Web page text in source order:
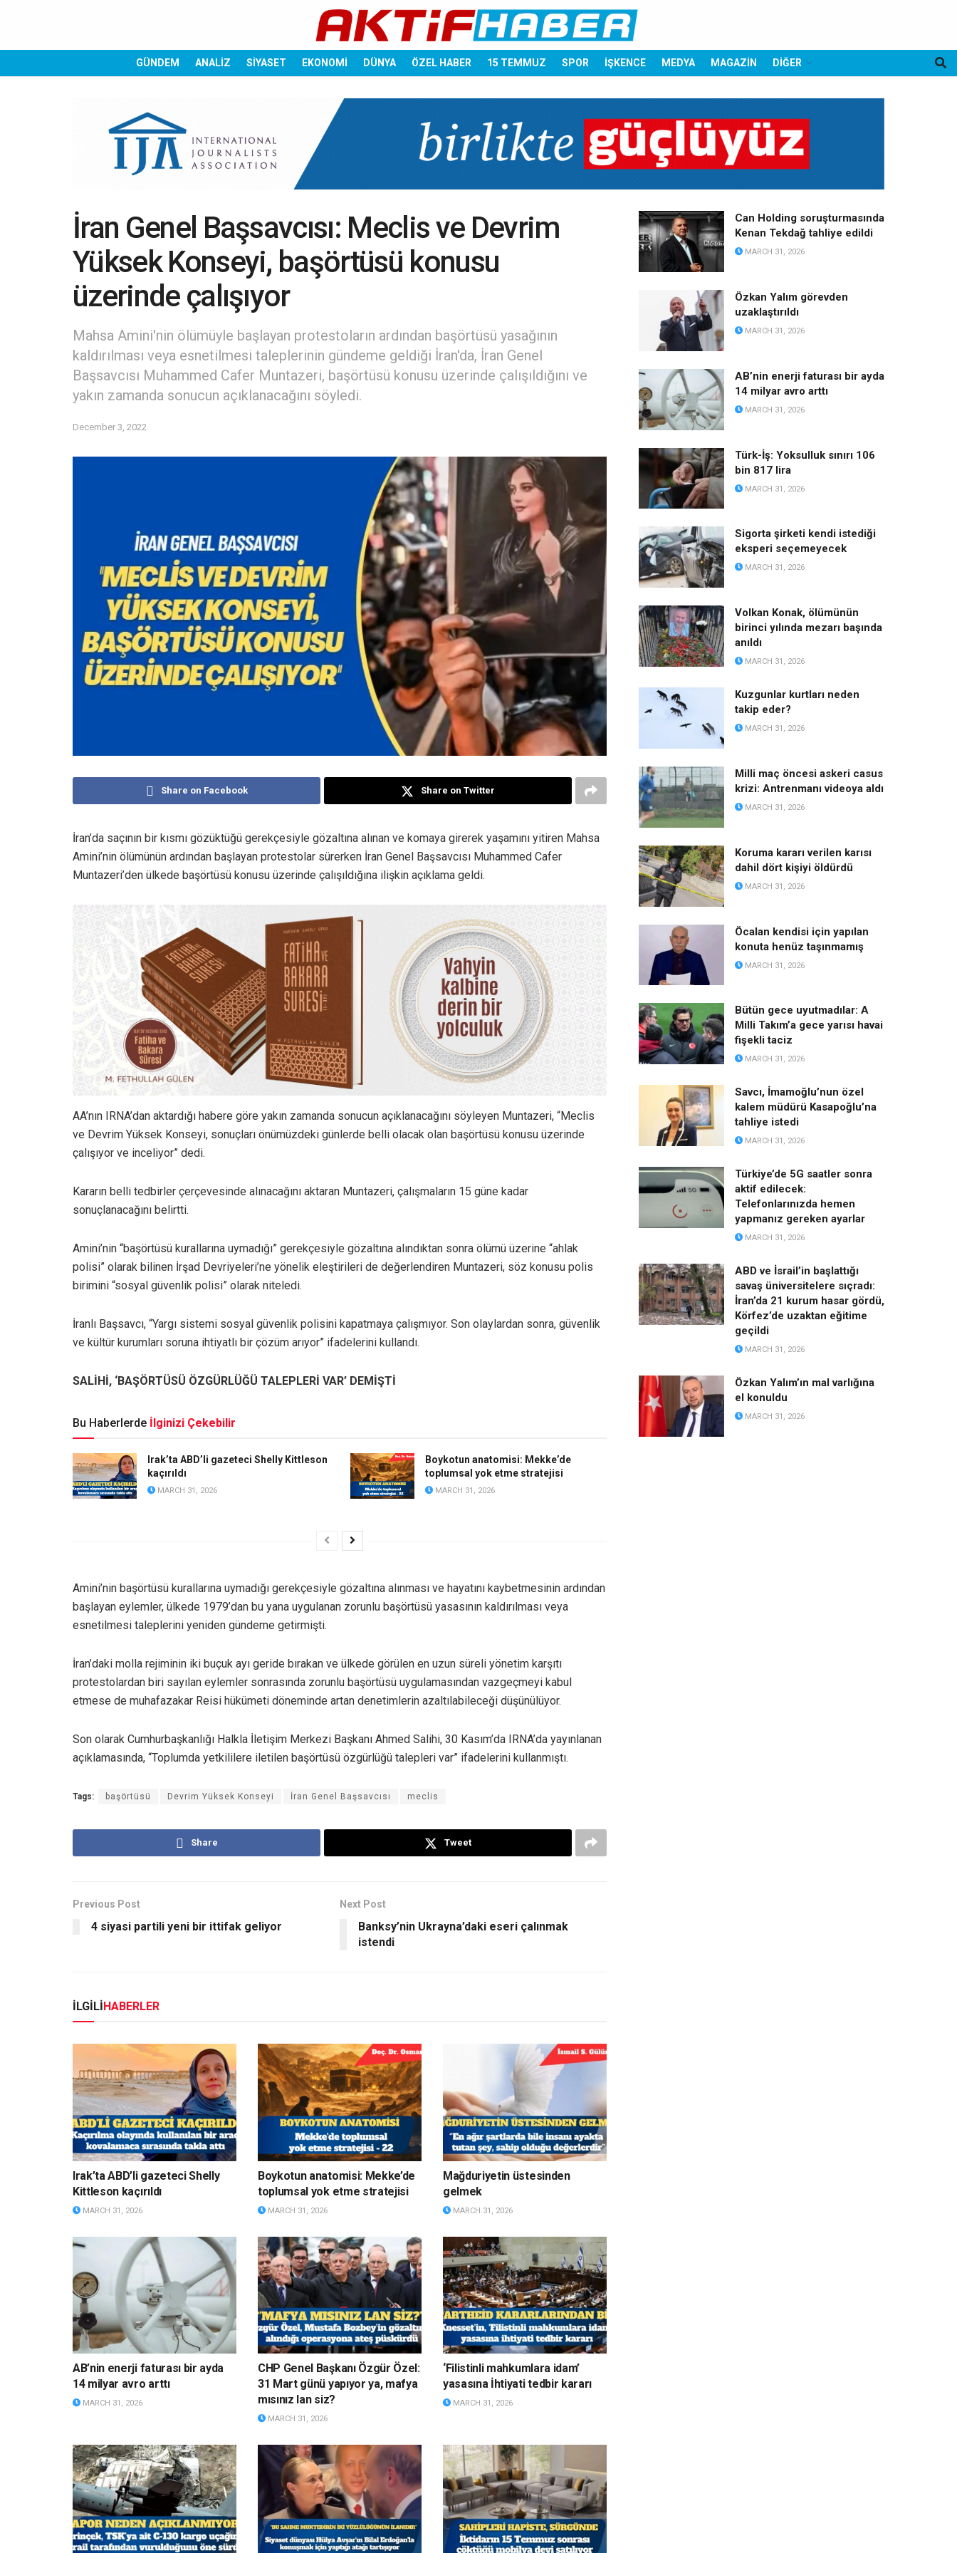
GÜNDEM ANALİZ SİYASET EKONOMİ DÜNYA ÖZEL HABER 15 TEMMUZ SPOR İŞKENCE MEDYA MAGAZİN DİĞER
İran Genel Başsavcısı: Meclis ve Devrim
Yüksek Konseyi, başörtüsü konusu
üzerinde çalışıyor
Mahsa Amini'nin ölümüyle başlayan protestoların ardından başörtüsü yasağının
kaldırılması veya esnetilmesi taleplerinin gündeme geldiği İran'da, İran Genel
Başsavcısı Muhammed Cafer Muntazeri, başörtüsü konusu üzerinde çalışıldığını ve
yakın zamanda sonucun açıklanacağını söyledi.
December 3, 2022
Share on Facebook Share on Twitter
İran’da saçının bir kısmı gözüktüğü gerekçesiyle gözaltına alınan ve komaya girerek yaşamını yitiren Mahsa
Amini’nin ölümünün ardından başlayan protestolar sürerken İran Genel Başsavcısı Muhammed Cafer
Muntazeri’den ülkede başörtüsü konusu üzerinde çalışıldığına ilişkin açıklama geldi.
AA’nın IRNA’dan aktardığı habere göre yakın zamanda sonucun açıklanacağını söyleyen Muntazeri, “Meclis
ve Devrim Yüksek Konseyi, sonuçları önümüzdeki günlerde belli olacak olan başörtüsü konusu üzerinde
çalışıyor ve inceliyor” dedi.
Kararın belli tedbirler çerçevesinde alınacağını aktaran Muntazeri, çalışmaların 15 güne kadar
sonuçlanacağını belirtti.
Amini’nin “başörtüsü kurallarına uymadığı” gerekçesiyle gözaltına alındıktan sonra ölümü üzerine “ahlak
polisi” olarak bilinen İrşad Devriyeleri’ne yönelik eleştirileri de değerlendiren Muntazeri, söz konusu polis
birimini “sosyal güvenlik polisi” olarak niteledi.
İranlı Başsavcı, “Yargı sistemi sosyal güvenlik polisini kapatmaya çalışmıyor. Son olaylardan sonra, güvenlik
ve kültür kurumları soruna ihtiyatlı bir çözüm arıyor” ifadelerini kullandı.
SALİHİ, ‘BAŞÖRTÜSÜ ÖZGÜRLÜĞÜ TALEPLERİ VAR’ DEMİŞTİ
Bu Haberlerde İlginizi Çekebilir
Irak’ta ABD’li gazeteci Shelly Kittleson
kaçırıldı
MARCH 31, 2026
Boykotun anatomisi: Mekke’de
toplumsal yok etme stratejisi
MARCH 31, 2026
Amini’nin başörtüsü kurallarına uymadığı gerekçesiyle gözaltına alınması ve hayatını kaybetmesinin ardından
başlayan eylemler, ülkede 1979’dan bu yana uygulanan zorunlu başörtüsü yasasının kaldırılması veya
esnetilmesi taleplerini yeniden gündeme getirmişti.
İran’daki molla rejiminin iki buçuk ayı geride bırakan ve ülkede görülen en uzun süreli yönetim karşıtı
protestolardan biri sayılan eylemler sonrasında zorunlu başörtüsü uygulamasından vazgeçmeyi kabul
etmese de muhafazakar Reisi hükümeti döneminde artan denetimlerin azaltılabileceği düşünülüyor.
Son olarak Cumhurbaşkanlığı Halkla İletişim Merkezi Başkanı Ahmed Salihi, 30 Kasım’da IRNA’da yayınlanan
açıklamasında, “Toplumda yetkililere iletilen başörtüsü özgürlüğü talepleri var” ifadelerini kullanmıştı.
Tags: başörtüsü Devrim Yüksek Konseyi İran Genel Başsavcısı meclis
Share Tweet
Previous Post
4 siyasi partili yeni bir ittifak geliyor
Next Post
Banksy’nin Ukrayna’daki eseri çalınmak
istendi
İLGİLİ HABERLER
Irak’ta ABD’li gazeteci Shelly
Kittleson kaçırıldı
MARCH 31, 2026
Boykotun anatomisi: Mekke’de
toplumsal yok etme stratejisi
MARCH 31, 2026
Mağduriyetin üstesinden
gelmek
MARCH 31, 2026
AB’nin enerji faturası bir ayda
14 milyar avro arttı
MARCH 31, 2026
CHP Genel Başkanı Özgür Özel:
31 Mart günü yapıyor ya, mafya
mısınız lan siz?
MARCH 31, 2026
‘Filistinli mahkumlara idam’
yasasına İhtiyati tedbir kararı
MARCH 31, 2026
Can Holding soruşturmasında
Kenan Tekdağ tahliye edildi
MARCH 31, 2026
Özkan Yalım görevden
uzaklaştırıldı
MARCH 31, 2026
AB’nin enerji faturası bir ayda
14 milyar avro arttı
MARCH 31, 2026
Türk-İş: Yoksulluk sınırı 106
bin 817 lira
MARCH 31, 2026
Sigorta şirketi kendi istediği
eksperi seçemeyecek
MARCH 31, 2026
Volkan Konak, ölümünün
birinci yılında mezarı başında
anıldı
MARCH 31, 2026
Kuzgunlar kurtları neden
takip eder?
MARCH 31, 2026
Milli maç öncesi askeri casus
krizi: Antrenmanı videoya aldı
MARCH 31, 2026
Koruma kararı verilen karısı
dahil dört kişiyi öldürdü
MARCH 31, 2026
Öcalan kendisi için yapılan
konuta henüz taşınmamış
MARCH 31, 2026
Bütün gece uyutmadılar: A
Milli Takım’a gece yarısı havai
fişekli taciz
MARCH 31, 2026
Savcı, İmamoğlu’nun özel
kalem müdürü Kasapoğlu’na
tahliye istedi
MARCH 31, 2026
Türkiye’de 5G saatler sonra
aktif edilecek:
Telefonlarınızda hemen
yapmanız gereken ayarlar
MARCH 31, 2026
ABD ve İsrail’in başlattığı
savaş üniversitelere sıçradı:
İran’da 21 kurum hasar gördü,
Körfez’de uzaktan eğitime
geçildi
MARCH 31, 2026
Özkan Yalım’ın mal varlığına
el konuldu
MARCH 31, 2026